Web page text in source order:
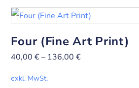
Four (Fine Art Print)
40,00€– 136,00€
exkl. MwSt.